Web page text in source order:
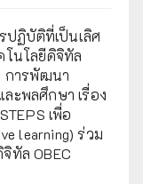
ปฏิบัติที่เป็นเลิศ
โนโลยีดิจิทัล
การพัฒนา
ะพลศึกษา เรื่อง
เพื่อ
learning) ร่วม
ทัล OBEC